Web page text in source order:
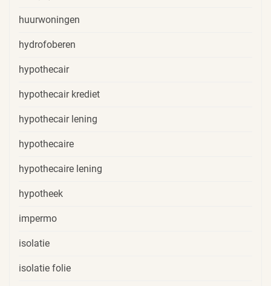
huurwoningen
hydrofoberen
hypothecair
hypothecair krediet
hypothecair lening
hypothecaire
hypothecaire lening
hypotheek
impermo
isolatie
isolatie folie